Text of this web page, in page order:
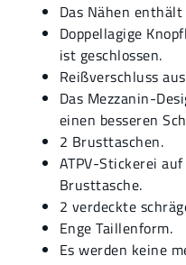
Das Nähen
Doppellagige
ist geschlossen.
Reißverschluss
Das Mezzanin-
einen besseren
2 Brusttaschen.
ATPV-Stickerei
Brusttasche.
2 verdeckte
Enge Taillenform.
Es werden keine